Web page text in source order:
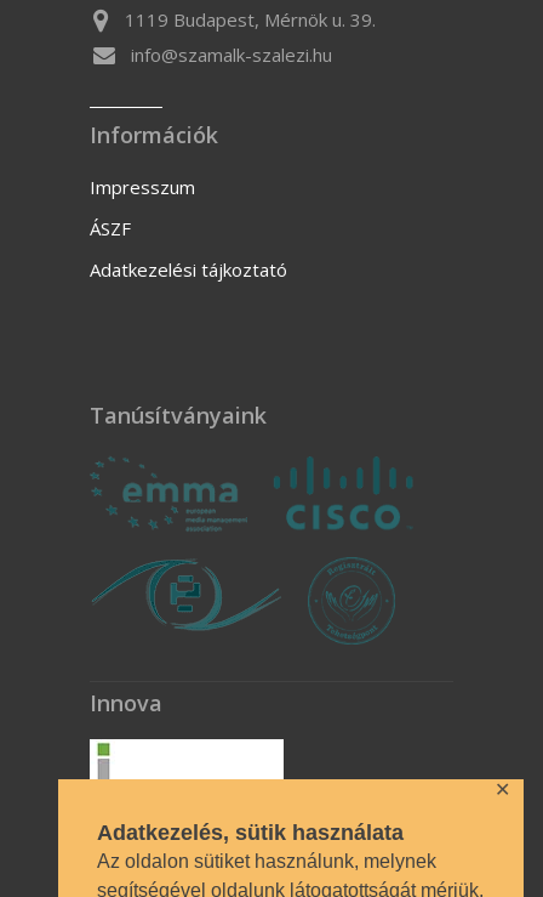
Adatkezelés, sütik használata
Az oldalon sütiket használunk, melynek
segítségével oldalunk látogatottságát mérjük,
✕
1119 Budapest, Mérnök u. 39.
info@szamalk-szalezi.hu
Információk
Impresszum
ÁSZF
Adatkezelési tájkoztató
Tanúsítványaink
Innova